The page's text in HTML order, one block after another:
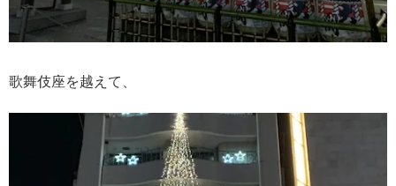
歌舞伎座を越えて、